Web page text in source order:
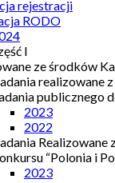
rejestracji
RODO
I
ze środków
realizowane
publicznego
2023
2022
Realizowane
“Polonia i
2023